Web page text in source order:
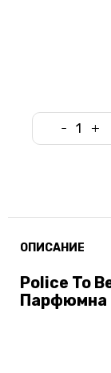
- +
ОПИСАНИЕ
Police To
Парфюмна